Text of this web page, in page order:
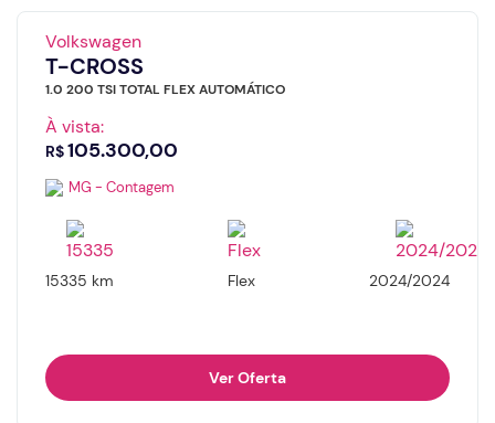
Volkswagen
T-CROSS
1.0 200 TSI TOTAL FLEX AUTOMÁTICO
À vista:
R$105.300,00
MG - Contagem
15335 km Flex 2024/2024
Ver Oferta